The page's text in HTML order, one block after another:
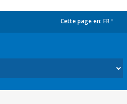
Cette page en: FR